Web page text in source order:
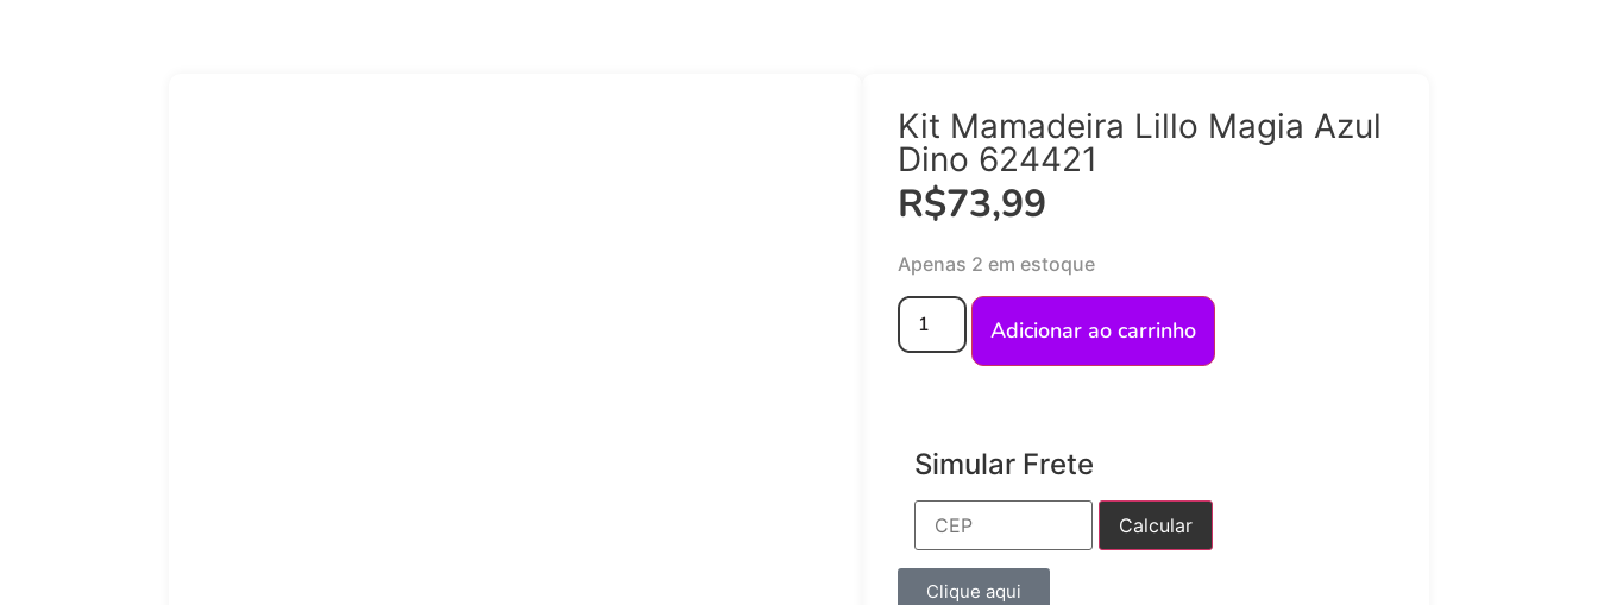
Kit Mamadeira Lillo Magia Azul
Dino 624421
R$73,99
Apenas 2 em estoque
Adicionar ao carrinho
Simular Frete
Calcular
Clique aqui